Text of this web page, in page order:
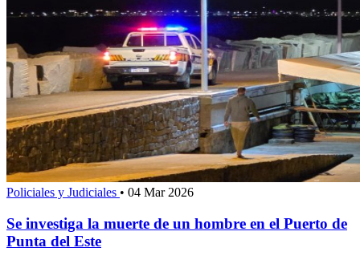
Policiales y Judiciales • 04 Mar 2026
Se investiga la muerte de un hombre en el Puerto de
Punta del Este